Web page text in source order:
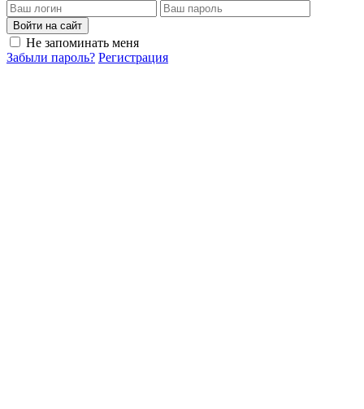
Войти на сайт
Не запоминать меня
Забыли пароль? Регистрация